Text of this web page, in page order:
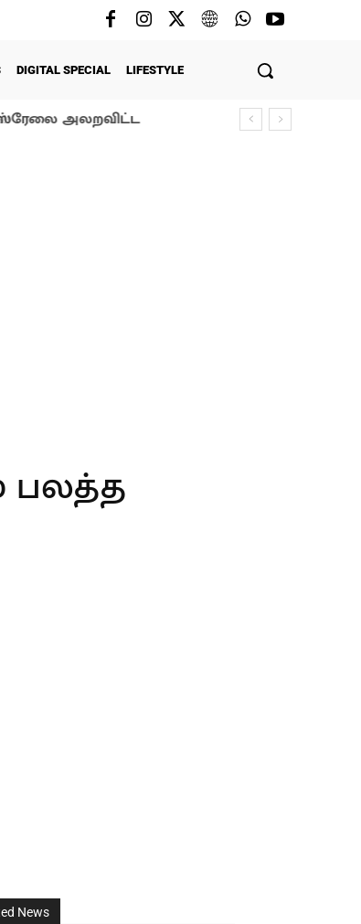
DIGITAL SPECIAL LIFESTYLE
இஸ்ரேலை அலறவிட்ட
பலத்த
News